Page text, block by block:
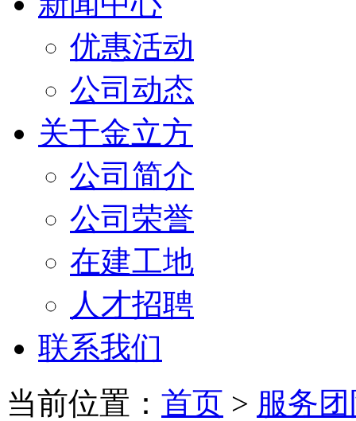
优惠活动
公司动态
关于金立方
公司简介
公司荣誉
在建工地
人才招聘
联系我们
当前位置： 首页 > 服务